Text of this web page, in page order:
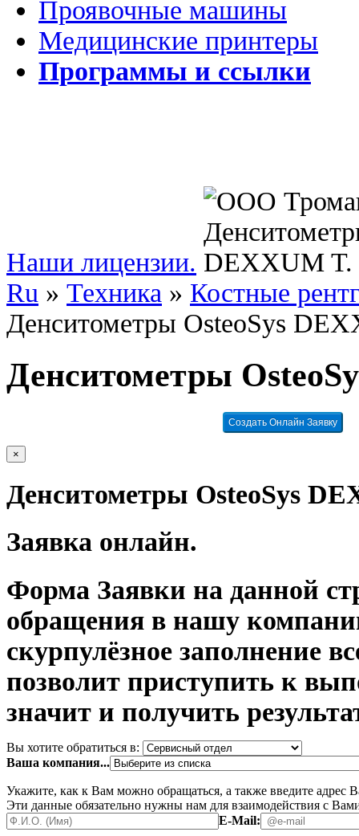
Проявочные машины
Медицинские принтеры
Программы и ссылки
Наши лицензии.
Ru » Техника » Костные
Денситометры OsteoSys
Денситометры
Создать Онлайн Заявку
×
Денситометры OsteoSys
Заявка онлайн.
Форма Заявки на данной
обращения в нашу
скурпулёзное заполнение
позволит приступить к
значит и получить
Вы хотите обратиться в:
Ваша компания...
Укажите, как к Вам можно обращаться, а также введите адрес
Эти данные обязательно нужны нам для взаимодействия с
E-Mail: